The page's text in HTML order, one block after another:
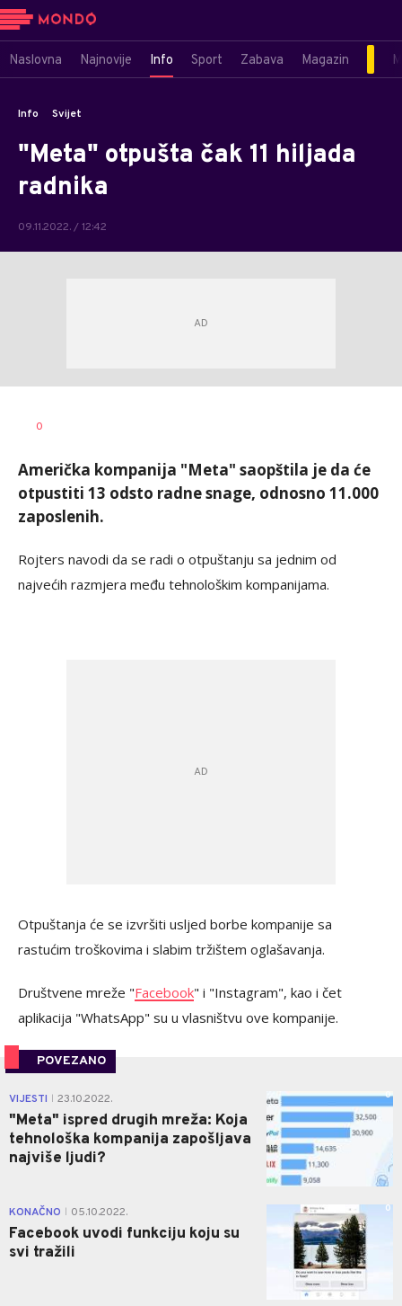
Naslovna Najnovije Info Sport Zabava Magazin
Info Svijet
"Meta" otpušta čak 11 hiljada
radnika
09.11.2022. / 12:42
AUTOR
0
Američka kompanija "Meta" saopštila je da će
otpustiti 13 odsto radne snage, odnosno 11.000
zaposlenih.
Rojters navodi da se radi o otpuštanju sa jednim od
najvećih razmjera među tehnološkim kompanijama.
Otpuštanja će se izvršiti usljed borbe kompanije sa
rastućim troškovima i slabim tržištem oglašavanja.
Društvene mreže "Facebook" i "Instagram", kao i čet
aplikacija "WhatsApp" su u vlasništvu ove kompanije.
POVEZANO
VIJESTI 23.10.2022.
"Meta" ispred drugih mreža: Koja
tehnološka kompanija zapošljava
najviše ljudi?
0
KONAČNO 05.10.2022.
Facebook uvodi funkciju koju su
svi tražili
0